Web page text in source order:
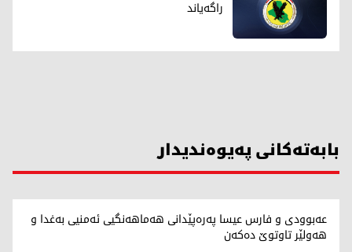
راگەیاند
بابەتەکانی پەیوەندیدار
عەبوودی و فارس عیسا پەرەپێدانی هەماهەنگیی ئەمنیی بەغدا و
هەولێر تاوتوێ دەکەن